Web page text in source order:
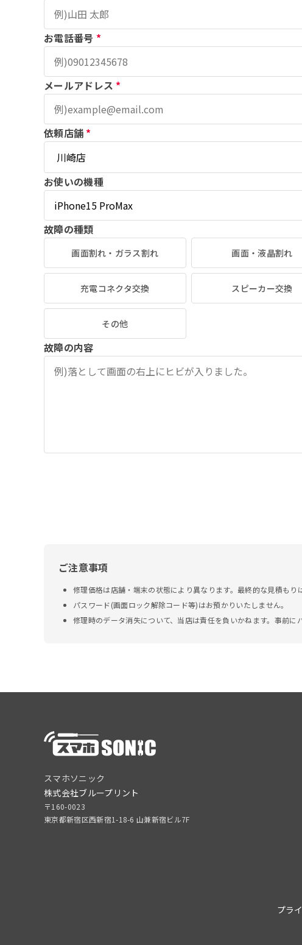
お電話番号 *
メールアドレス *
依頼店舗 *
お使いの機種
故障の種類
画面割れ・ガラス割れ 画面・液晶割れ
充電コネクタ交換 スピーカー交換
その他
故障の内容
ご注意事項
修理価格は店舗・端末の状態により異なります。最終的な見積もり
パスワード(画面ロック解除コード等)はお預かりいたしません。
修理時のデータ消失について、当店は責任を負いかねます。事前に
スマホソニック
株式会社ブループリント
〒160-0023
東京都新宿区西新宿1-18-6 山兼新宿ビル7F
プラ